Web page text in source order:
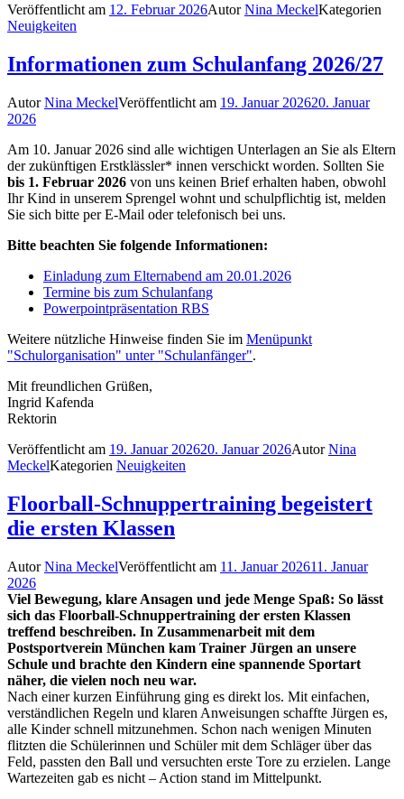
Veröffentlicht am 12. Februar 2026AutorNina MeckelKategorien
Neuigkeiten
Informationen zum Schulanfang 2026/27
AutorNina MeckelVeröffentlicht am 19. Januar 202620. Januar
2026
Am 10. Januar 2026 sind alle wichtigen Unterlagen an Sie als Eltern
der zukünftigen Erstklässler* innen verschickt worden. Sollten Sie
bis 1. Februar 2026 von uns keinen Brief erhalten haben, obwohl
Ihr Kind in unserem Sprengel wohnt und schulpflichtig ist, melden
Sie sich bitte per E-Mail oder telefonisch bei uns.
Bitte beachten Sie folgende Informationen:
Einladung zum Elternabend am 20.01.2026
Termine bis zum Schulanfang
Powerpointpräsentation RBS
Weitere nützliche Hinweise finden Sie im Menüpunkt
"Schulorganisation" unter "Schulanfänger".
Mit freundlichen Grüßen,
Ingrid Kafenda
Rektorin
Veröffentlicht am 19. Januar 202620. Januar 2026AutorNina
MeckelKategorien Neuigkeiten
Floorball-Schnuppertraining begeistert
die ersten Klassen
AutorNina MeckelVeröffentlicht am 11. Januar 202611. Januar
2026
Viel Bewegung, klare Ansagen und jede Menge Spaß: So lässt
sich das Floorball-Schnuppertraining der ersten Klassen
treffend beschreiben. In Zusammenarbeit mit dem
Postsportverein München kam Trainer Jürgen an unsere
Schule und brachte den Kindern eine spannende Sportart
näher, die vielen noch neu war.
Nach einer kurzen Einführung ging es direkt los. Mit einfachen,
verständlichen Regeln und klaren Anweisungen schaffte Jürgen es,
alle Kinder schnell mitzunehmen. Schon nach wenigen Minuten
flitzten die Schülerinnen und Schüler mit dem Schläger über das
Feld, passten den Ball und versuchten erste Tore zu erzielen. Lange
Wartezeiten gab es nicht – Action stand im Mittelpunkt.